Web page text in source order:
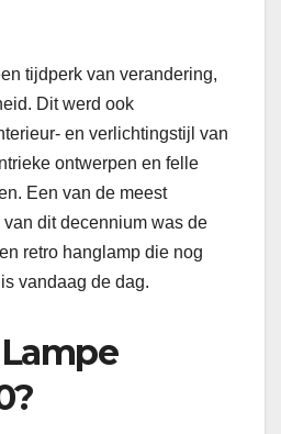
tijdperk van verandering,
Dit werd ook
en verlichtingstijl van
ontwerpen en felle
Een van de meest
dit decennium was de
retro hanglamp die nog
vandaag de dag.